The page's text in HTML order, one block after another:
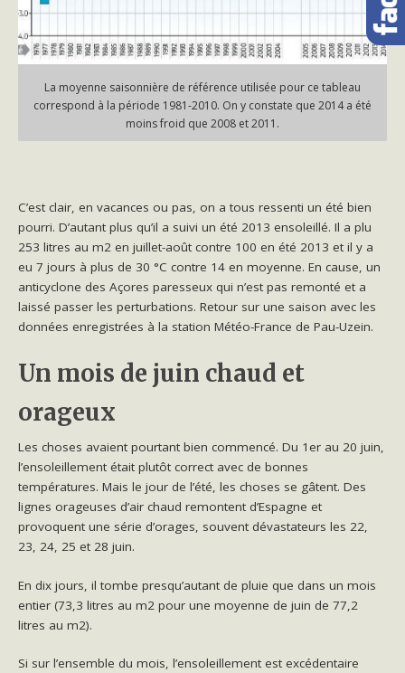
La moyenne saisonnière de référence utilisée pour ce tableau
correspond à la période 1981-2010. On y constate que 2014 a été
moins froid que 2008 et 2011.
C’est clair, en vacances ou pas, on a tous ressenti un été bien
pourri. D’autant plus qu’il a suivi un été 2013 ensoleillé. Il a plu
253 litres au m2 en juillet-août contre 100 en été 2013 et il y a
eu 7 jours à plus de 30 °C contre 14 en moyenne. En cause, un
anticyclone des Açores paresseux qui n’est pas remonté et a
laissé passer les perturbations. Retour sur une saison avec les
données enregistrées à la station Météo-France de Pau-Uzein.
Un mois de juin chaud et
orageux
Les choses avaient pourtant bien commencé. Du 1er au 20 juin,
l’ensoleillement était plutôt correct avec de bonnes
températures. Mais le jour de l’été, les choses se gâtent. Des
lignes orageuses d’air chaud remontent d’Espagne et
provoquent une série d’orages, souvent dévastateurs les 22,
23, 24, 25 et 28 juin.
En dix jours, il tombe presqu’autant de pluie que dans un mois
entier (73,3 litres au m2 pour une moyenne de juin de 77,2
litres au m2).
Si sur l’ensemble du mois, l’ensoleillement est excédentaire